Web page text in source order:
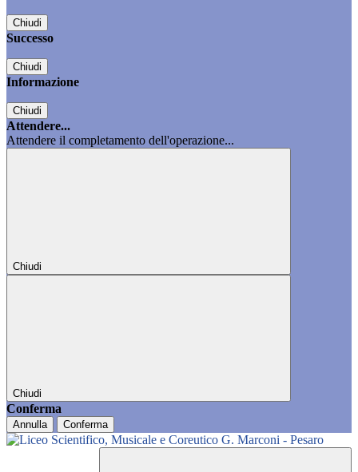
Chiudi
Successo
Chiudi
Informazione
Chiudi
Attendere...
Attendere il completamento dell'operazione...
Chiudi
Chiudi
Conferma
Annulla Conferma